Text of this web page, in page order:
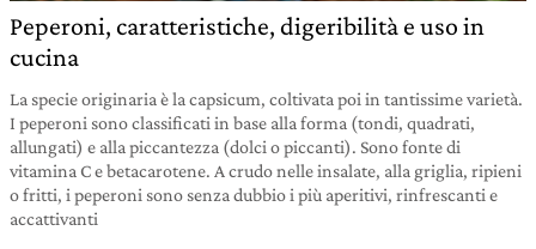
Peperoni, caratteristiche, digeribilità e uso in
cucina
La specie originaria è la capsicum, coltivata poi in tantissime varietà.
I peperoni sono classificati in base alla forma (tondi, quadrati,
allungati) e alla piccantezza (dolci o piccanti). Sono fonte di
vitamina C e betacarotene. A crudo nelle insalate, alla griglia, ripieni
o fritti, i peperoni sono senza dubbio i più aperitivi, rinfrescanti e
accattivanti